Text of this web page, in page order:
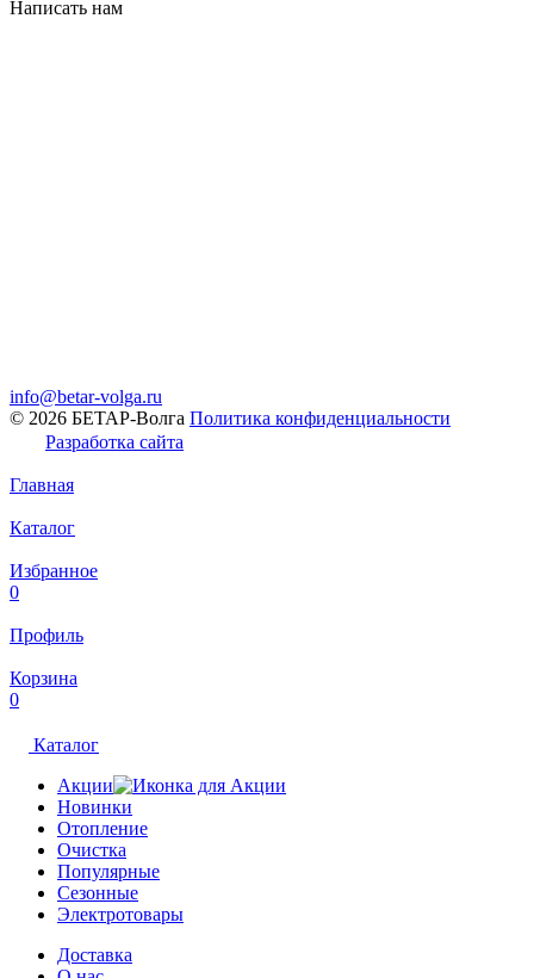
Написать нам
info@betar-volga.ru
© 2026 БЕТАР-Волга Политика конфиденциальности
Разработка сайта
Главная
Каталог
Избранное
0
Профиль
Корзина
0
Каталог
Акции
Новинки
Отопление
Очистка
Популярные
Сезонные
Электротовары
Доставка